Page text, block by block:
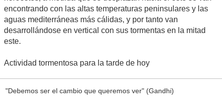
encontrando con las altas temperaturas peninsulares y las
aguas mediterráneas más cálidas, y por tanto van
desarrollándose en vertical con sus tormentas en la mitad
este.
Actividad tormentosa para la tarde de hoy
"Debemos ser el cambio que queremos ver" (Gandhi)